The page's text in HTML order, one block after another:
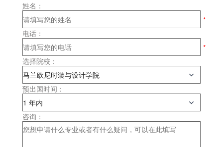
姓名：
电话：
选择院校：
预出国时间：
咨询：